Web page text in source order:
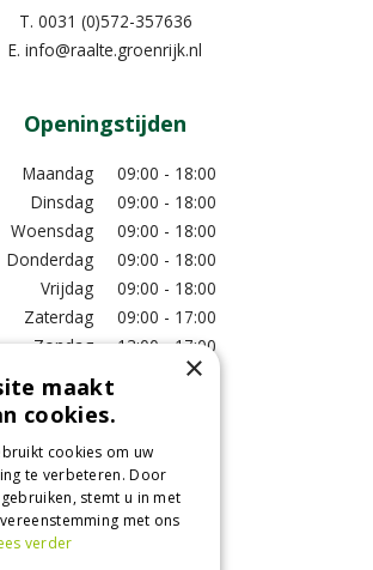
T. 0031 (0)572-357636
E. info@raalte.groenrijk.nl
Openingstijden
Maandag
09:00 - 18:00
Dinsdag
09:00 - 18:00
Woensdag
09:00 - 18:00
Donderdag
09:00 - 18:00
Vrijdag
09:00 - 18:00
Zaterdag
09:00 - 17:00
Zondag
13:00 - 17:00
Meer vestigingsinformatie >
Informatie
Over ons
Algemene voorwaarden
×
maakt
cookies.
cookies om uw
te verbeteren. Door
stemt u in met
met ons
verder